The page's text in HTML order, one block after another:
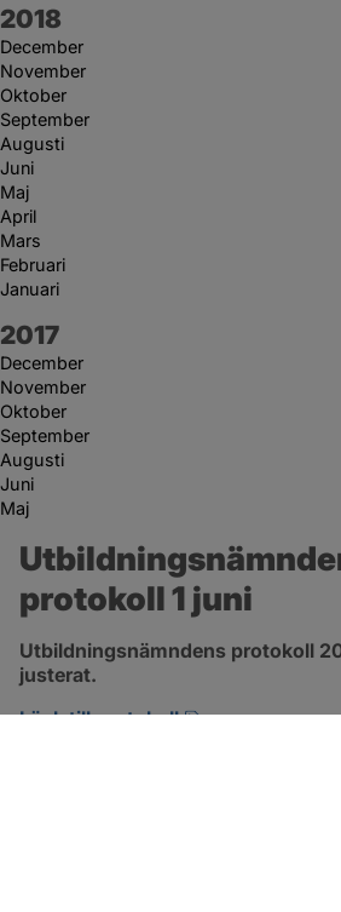
År:
2018
December
November
Oktober
September
Augusti
Juni
Maj
April
Mars
Februari
Januari
År:
2017
December
November
Oktober
September
Augusti
Juni
Maj
protokoll 1 juni
Utbildningsnämndens protokoll
justerat.
Länk till protokoll
pdf, 1.3 MB,